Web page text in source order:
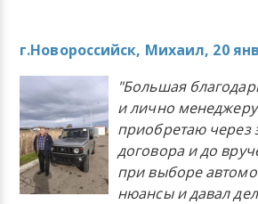
г.Новороссийск, Михаил, 20
"Большая
и лично
приобретаю через
договора и до
при выборе
нюансы и давал